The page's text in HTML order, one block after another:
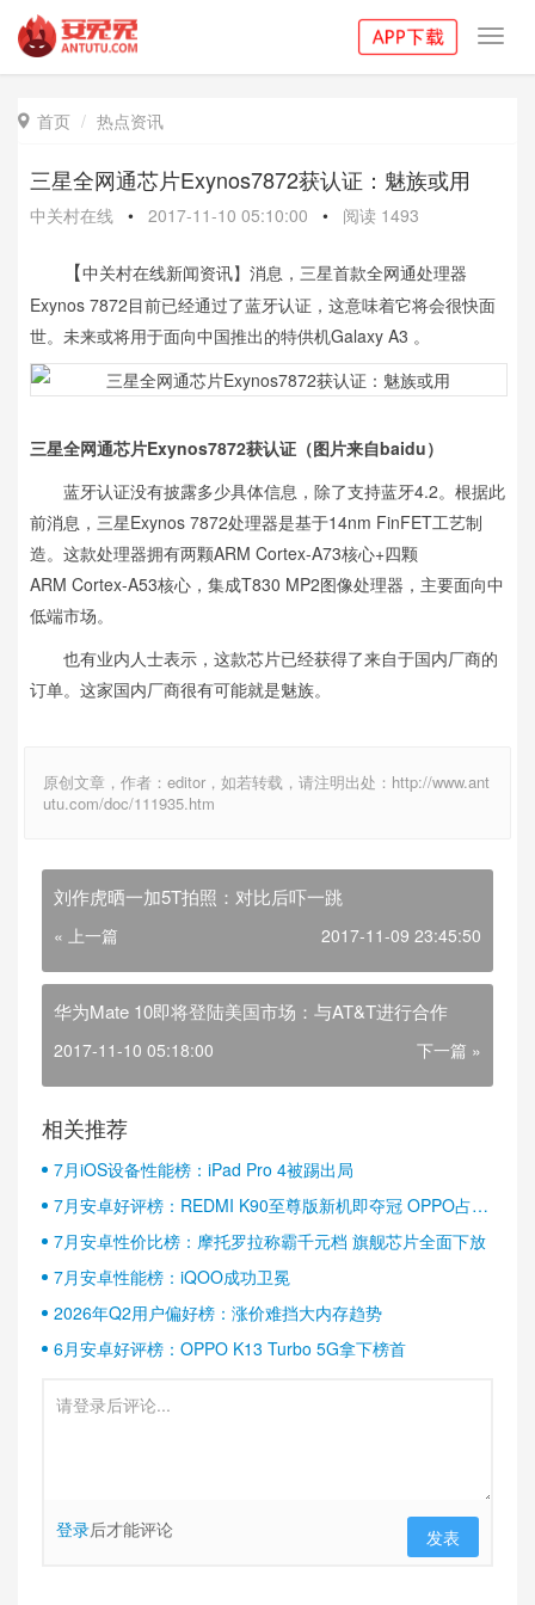
 首页 热点资讯
三星全网通芯片Exynos7872获认证：魅族或用
中关村在线 • 2017-11-10 05:10:00 • 阅读 1493
【中关村在线新闻资讯】消息 ，三星首款全网通处理器
Exynos 7872目前已经通过了蓝牙认证，这意味着它将会很快面
世。未来或将用于面向中国推出的特供机Galaxy A3 。
三星全网通芯片Exynos7872获认证（图片来自baidu）
蓝牙认证没有披露多少具体信息，除了支持蓝牙4.2。根据此
前消息，三星Exynos 7872处理器是基于14nm FinFET工艺制
造。这款处理器拥有两颗ARM Cortex-A73核心+四颗
ARM Cortex-A53核心，集成T830 MP2图像处理器，主要面向中
低端市场。
也有业内人士表示，这款芯片已经获得了来自于国内厂商的
订单。这家国内厂商很有可能就是魅族。
原创文章，作者：editor，如若转载，请注明出处：http://www.ant
utu.com/doc/111935.htm
刘作虎晒一加5T拍照：对比后吓一跳
« 上一篇 2017-11-09 23:45:50
华为Mate 10即将登陆美国市场：与AT&T进行合作
2017-11-10 05:18:00 下一篇 »
相关推荐
7月iOS设备性能榜：iPad Pro 4被踢出局
7月安卓好评榜：REDMI K90至尊版新机即夺冠 OPPO占据
半壁江山
7月安卓性价比榜：摩托罗拉称霸千元档 旗舰芯片全面下放
7月安卓性能榜：iQOO成功卫冕
2026年Q2用户偏好榜：涨价难挡大内存趋势
6月安卓好评榜：OPPO K13 Turbo 5G拿下榜首
登录后才能评论 发表